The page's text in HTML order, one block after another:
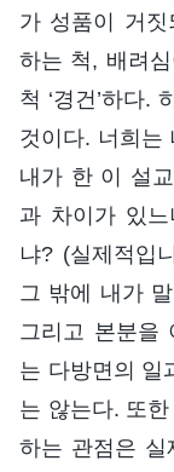
가 성품이 거
하는 척, 배려
척 ‘경건’하다.
것이다. 너희는
내가 한 이 설
과 차이가 있
냐? (실제적입
그 밖에 내가
그리고 본분을
는 다방면의 일
는 않는다. 또
하는 관점은 실